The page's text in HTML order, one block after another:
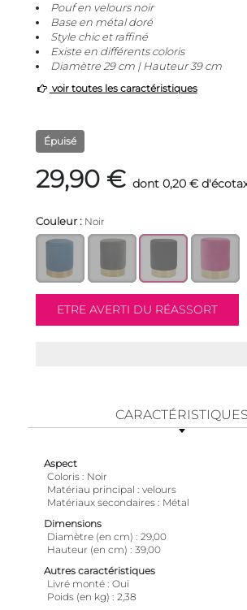
Pouf en velours noir
Base en métal doré
Style chic et raffiné
Existe en différents coloris
Diamètre 29 cm | Hauteur 39 cm
voir toutes les caractéristiques
Épuisé
29,90 € dont 0,20 €
Couleur : Noir
CARACTÉRISTIQUES
Aspect
Coloris
Noir
Matériau principal
velours
Matériaux secondaires
Métal
Dimensions
Diamètre (en cm)
29,00
Hauteur (en cm)
39,00
Autres caractéristiques
Livré monté Oui
Poids (en kg)
2,38